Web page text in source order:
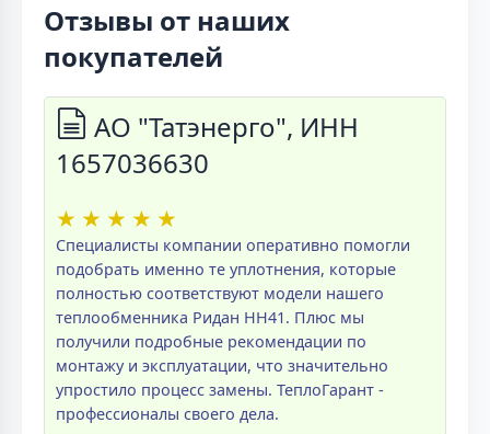
Отзывы от наших
покупателей
АО "Татэнерго", ИНН
1657036630
★ ★ ★ ★ ★
Специалисты компании оперативно помогли
подобрать именно те уплотнения, которые
полностью соответствуют модели нашего
теплообменника Ридан НН41. Плюс мы
получили подробные рекомендации по
монтажу и эксплуатации, что значительно
упростило процесс замены. ТеплоГарант -
профессионалы своего дела.